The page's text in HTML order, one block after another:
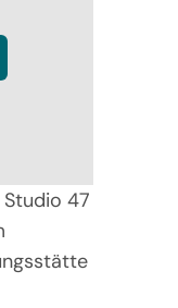
47